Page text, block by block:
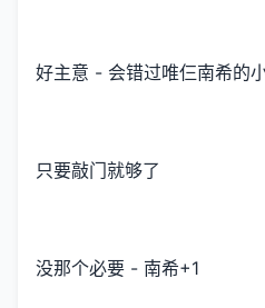
好主意 - 会错过唯仨南希的
只要敲门就够了
没那个必要 - 南希+1